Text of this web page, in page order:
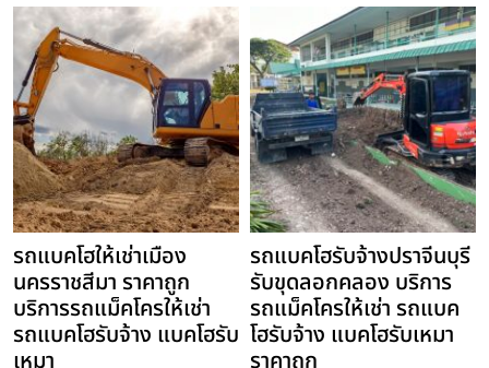
รถแบคโฮให้เช่าเมือง
นครราชสีมา ราคาถูก
บริการรถแม็คโครให้เช่า
รถแบคโฮรับจ้าง แบคโฮรับ
เหมา
รถแบคโฮรับจ้างปราจีนบุรี
รับขุดลอกคลอง บริการ
รถแม็คโครให้เช่า รถแบค
โฮรับจ้าง แบคโฮรับเหมา
ราคาถูก